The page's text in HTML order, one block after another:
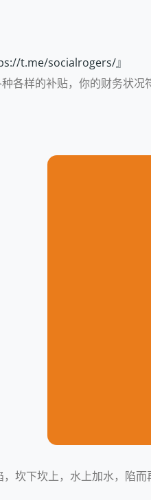
t.me/socialrogers/』
各样的补贴，你的财务状况
坎下坎上，水上加水，陷而